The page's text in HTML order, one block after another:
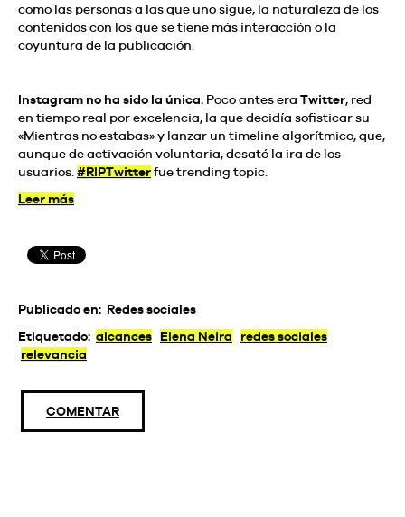
como las personas a las que uno sigue, la naturaleza de los
contenidos con los que se tiene más interacción o la
coyuntura de la publicación.
Instagram no ha sido la única. Poco antes era Twitter, red
en tiempo real por excelencia, la que decidía sofisticar su
«Mientras no estabas» y lanzar un timeline algorítmico, que,
aunque de activación voluntaria, desató la ira de los
usuarios. #RIPTwitterfue trending topic.
Leer más
Publicado en: Redes sociales
Etiquetado: alcances Elena Neira
redes sociales
relevancia
COMENTAR